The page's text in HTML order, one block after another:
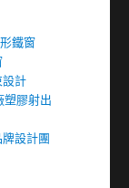
鐵窗
設計
塑膠射出
設計團